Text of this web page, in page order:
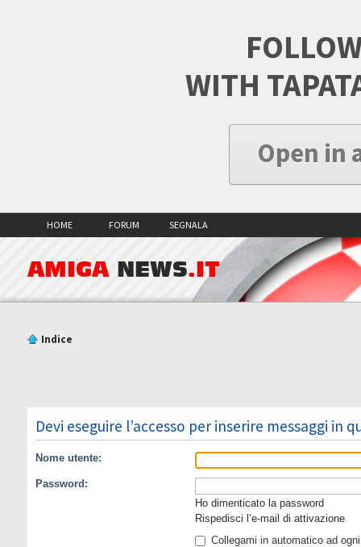
WITH
Open in
HOME FORUM SEGNALA
AMIGA NEWS.IT
Indice
Devi eseguire l’accesso per inserire messaggi in
Nome utente:
Password:
Ho dimenticato la password
Rispedisci l’e-mail di attivazione
Collegami in automatico ad